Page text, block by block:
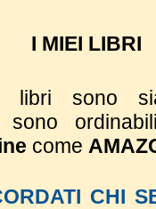
I MIEI LIBRI
libri sono
sono
come
CHI